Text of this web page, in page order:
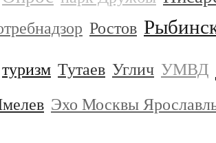
Ростов
туризм Тутаев Углич УМВД
Эхо Москвы